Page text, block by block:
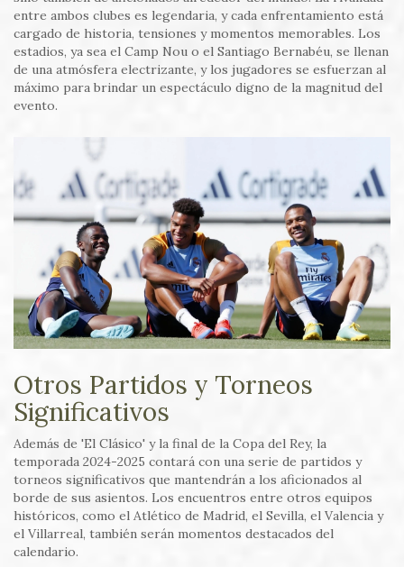
entre ambos clubes es legendaria, y cada enfrentamiento está
cargado de historia, tensiones y momentos memorables. Los
estadios, ya sea el Camp Nou o el Santiago Bernabéu, se llenan
de una atmósfera electrizante, y los jugadores se esfuerzan al
máximo para brindar un espectáculo digno de la magnitud del
evento.
Otros Partidos y Torneos
Significativos
Además de 'El Clásico' y la final de la Copa del Rey, la
temporada 2024-2025 contará con una serie de partidos y
torneos significativos que mantendrán a los aficionados al
borde de sus asientos. Los encuentros entre otros equipos
históricos, como el Atlético de Madrid, el Sevilla, el Valencia y
el Villarreal, también serán momentos destacados del
calendario.